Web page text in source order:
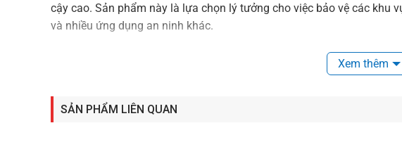
cậy cao. Sản phẩm này là lựa chọn lý tưởng cho việc bảo vệ các khu
và nhiều ứng dụng an ninh khác.
Download tài liệu – datasheet thông số kỹ
Xem thêm
SẢN PHẨM LIÊN QUAN